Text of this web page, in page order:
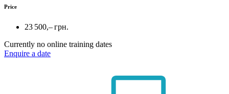
Price
23 500,– грн.
Currently no online training dates
Enquire a date